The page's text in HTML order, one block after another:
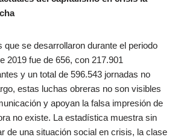
que se desarrollaron durante el periodo
2019 fue de 656, con 217.901
y un total de 596.543 jornadas no
estas luchas obreras no son visibles
y apoyan la falsa impresión de
no existe. La estadística muestra sin
de una situación social en crisis, la clase